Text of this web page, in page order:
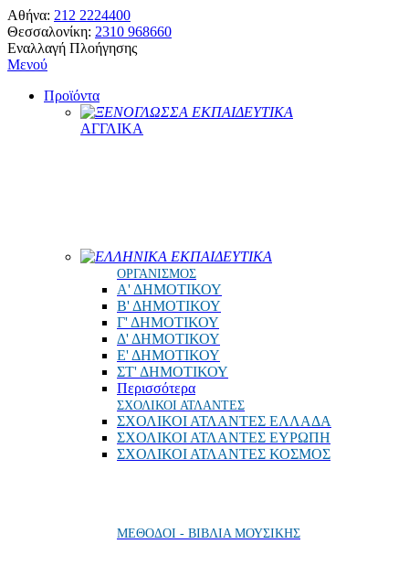
Αθήνα: 212 2224400
Θεσσαλονίκη: 2310 968660
Εναλλαγή Πλοήγησης
Μενού
Προϊόντα
ΞΕΝΟΓΛΩΣΣΑ ΕΚΠΑΙΔΕΥΤΙΚΑ
ΑΓΓΛΙΚΑ
ΕΛΛΗΝΙΚΑ ΕΚΠΑΙΔΕΥΤΙΚΑ
ΟΡΓΑΝΙΣΜΟΣ
Α' ΔΗΜΟΤΙΚΟΥ
Β' ΔΗΜΟΤΙΚΟΥ
Γ' ΔΗΜΟΤΙΚΟΥ
Δ' ΔΗΜΟΤΙΚΟΥ
Ε' ΔΗΜΟΤΙΚΟΥ
ΣΤ' ΔΗΜΟΤΙΚΟΥ
Περισσότερα
ΣΧΟΛΙΚΟΙ ΑΤΛΑΝΤΕΣ
ΣΧΟΛΙΚΟΙ ΑΤΛΑΝΤΕΣ ΕΛΛΑΔΑ
ΣΧΟΛΙΚΟΙ ΑΤΛΑΝΤΕΣ ΕΥΡΩΠΗ
ΣΧΟΛΙΚΟΙ ΑΤΛΑΝΤΕΣ ΚΟΣΜΟΣ
ΜΕΘΟΔΟΙ - ΒΙΒΛΙΑ ΜΟΥΣΙΚΗΣ